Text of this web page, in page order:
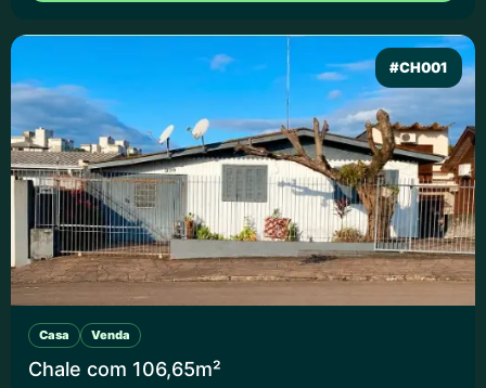
#CH001
Casa Venda
Chale com 106,65m²